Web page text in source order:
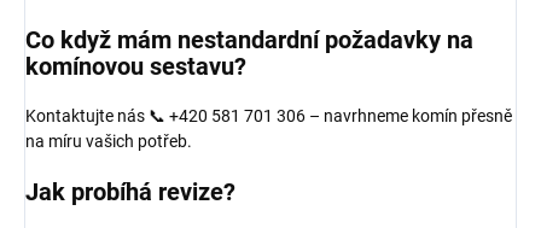
Co když mám nestandardní požadavky na
komínovou sestavu?
Kontaktujte nás 📞 +420 581 701 306 – navrhneme komín přesně
na míru vašich potřeb.
Jak probíhá revize?